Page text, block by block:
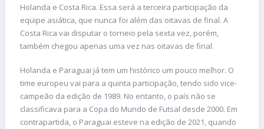
Holanda e Costa Rica. Essa será a terceira participação da
equipe asiática, que nunca foi além das oitavas de final. A
Costa Rica vai disputar o torneio pela sexta vez, porém,
também chegou apenas uma vez nas oitavas de final.
Holanda e Paraguai já tem um histórico um pouco melhor. O
time europeu vai para a quinta participação, tendo sido vice-
campeão da edição de 1989. No entanto, o país não se
classificava para a Copa do Mundo de Futsal desde 2000. Em
contrapartida, o Paraguai esteve na edição de 2021, quando